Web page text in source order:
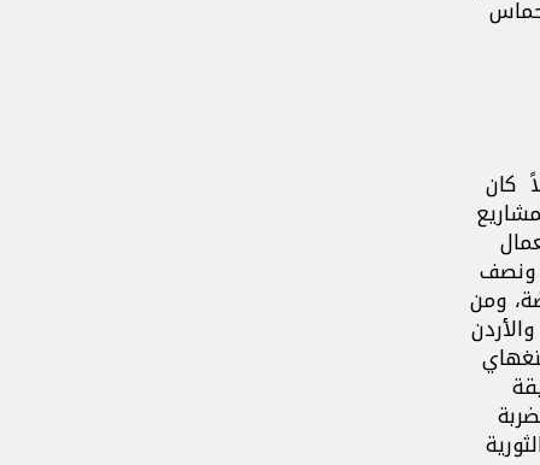
حماس
كان
ونصف
ومن